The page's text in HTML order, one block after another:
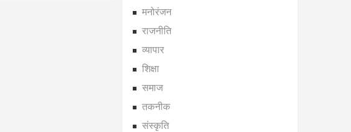
मनोरंजन
राजनीति
व्यापार
शिक्षा
समाज
तकनीक
संस्कृति